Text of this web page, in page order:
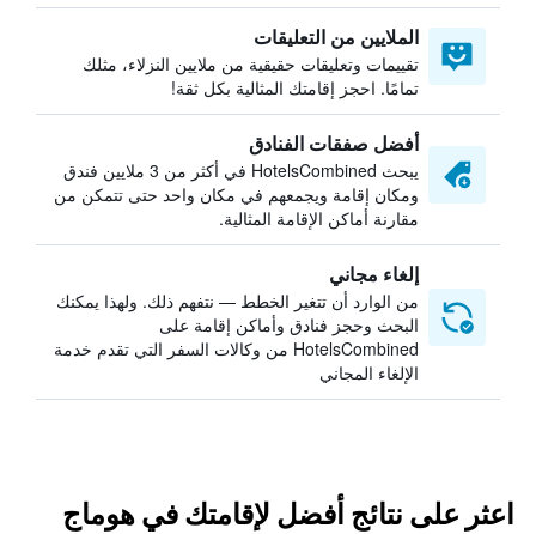
الملايين من التعليقات
تقييمات وتعليقات حقيقية من ملايين النزلاء، مثلك
تمامًا. احجز إقامتك المثالية بكل ثقة!
أفضل صفقات الفنادق
يبحث HotelsCombined في أكثر من 3 ملايين فندق
ومكان إقامة ويجمعهم في مكان واحد حتى تتمكن من
مقارنة أماكن الإقامة المثالية.
إلغاء مجاني
من الوارد أن تتغير الخطط — نتفهم ذلك. ولهذا يمكنك
البحث وحجز فنادق وأماكن إقامة على
HotelsCombined من وكالات السفر التي تقدم خدمة
الإلغاء المجاني
اعثر على نتائج أفضل لإقامتك في هوماج